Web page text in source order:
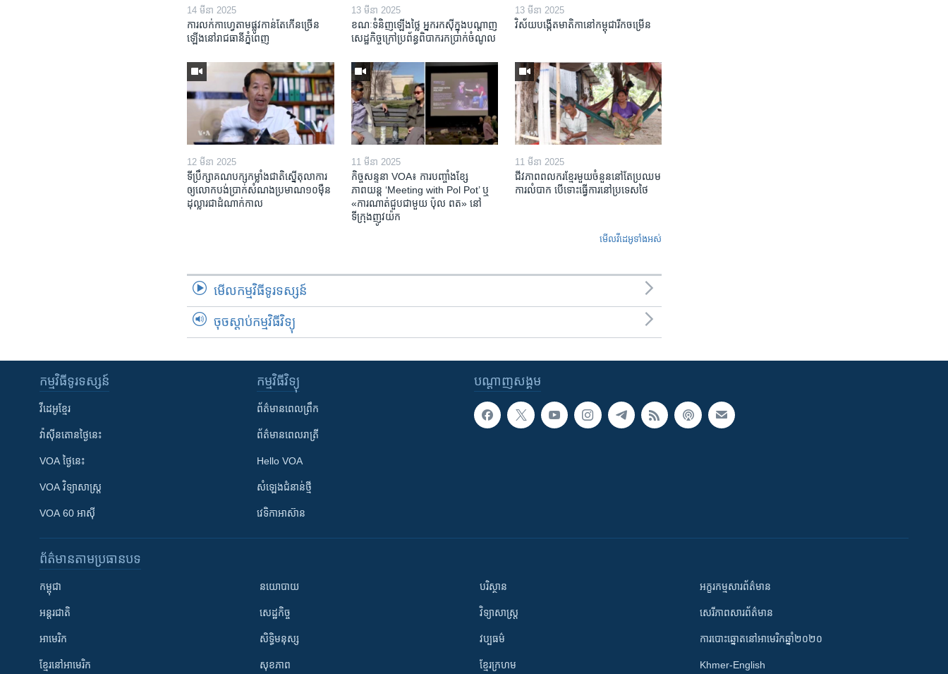
14 មីនា 2025
ការលក់​កាហ្វេ​តាម​ផ្លូវ​កាន់តែ​កើន​ច្រើន​
ឡើង​នៅ​រាជធានី​ភ្នំពេញ
13 មីនា 2025
ខណៈទំនិញឡើងថ្លៃ អ្នករកស៊ីក្នុង​បណ្តាញ​
សេដ្ឋកិច្ចក្រៅ​ប្រព័ន្ធពិបាក​រក​ប្រាក់​ចំណូល
13 មីនា 2025
វិស័យ​បង្កើត​មាតិកា​នៅ​កម្ពុជា​រីក​ចម្រើន
12 មីនា 2025
ទីប្រឹក្សា​គណបក្ស​កម្លាំង​ជាតិ​ស្នើ​តុលាការ​
ឲ្យ​លោក​បង់ប្រាក់​សំណង​ប្រមាណ​១០​ម៉ឺន​
ដុល្លារ​ជា​ដំណាក់កាល
11 មីនា 2025
កិច្ចសន្ទនា VOA៖ ការ​បញ្ចាំង​ខ្សែ
ភាពយន្ត ‘Meeting with Pol Pot’ ឬ
«ការណាត់ជួប​ជាមួយ​ ប៉ុល ពត» នៅ
ទីក្រុងញូវយ៉ក​
11 មីនា 2025
ជីវភាពពលករខ្មែរមួយចំនួននៅតែប្រឈម
ការលំបាក បើទោះធ្វើការនៅប្រទេសថៃ
មើល​វីដេអូ​ទាំង​អស់
មើល​កម្មវិធី​ទូរទស្សន៍
ចុចស្តាប់កម្មវិធីវិទ្យុ
បណ្តាញ​សង្គម
កម្មវិធី​ទូរទស្សន៍
វីដេអូ​ខ្មែរ
វ៉ាស៊ីនតោន​ថ្ងៃ​នេះ
VOA ថ្ងៃនេះ
VOA ​វិទ្យាសាស្ត្រ
VOA 60 អាស៊ី
កម្មវិធី​វិទ្យុ
ព័ត៌មាន​ពេល​ព្រឹក
ព័ត៌មាន​​ពេល​រាត្រី
Hello VOA
សំឡេង​ជំនាន់​ថ្មី
វេទិកា​អាស៊ាន
ព័ត៌មាន​តាមប្រធានបទ​
កម្ពុជា
អន្តរជាតិ
អាមេរិក
ខ្មែរ​នៅអាមេរិក
នយោបាយ
សេដ្ឋកិច្ច
សិទ្ធិមនុស្ស
សុខភាព
បរិស្ថាន
វិទ្យាសាស្រ្ត
វប្បធម៌
ខ្មែរក្រហម
អក្ខរកម្មសារព័ត៌មាន
សេរីភាពសារព័ត៌មាន
ការបោះឆ្នោតនៅអាមេរិកឆ្នាំ២០២០
Khmer-English